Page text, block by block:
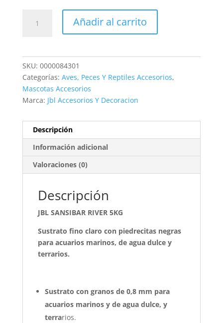
SANSIBAR
Añadir al carrito
SKU: 0000084301
Categorías: Aves, Peces Y Reptiles Accesorios,
Mascotas Accesorios
Marca: Jbl Accesorios Y Decoracion
Descripción
Información adicional
Valoraciones (0)
Descripción
JBL SANSIBAR RIVER 5KG
Sustrato fino claro con piedrecitas negras
para acuarios marinos, de agua dulce y
terrarios.
Sustrato con granos de 0,8 mm para
acuarios marinos y de agua dulce, y
terrarios.